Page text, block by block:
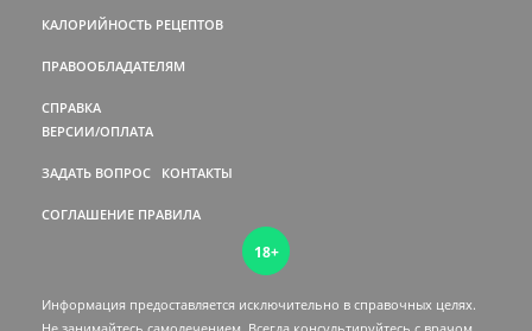
КАЛОРИЙНОСТЬ РЕЦЕПТОВ
ПРАВООБЛАДАТЕЛЯМ
СПРАВКА
ВЕРСИИ/ОПЛАТА
ЗАДАТЬ ВОПРОС КОНТАКТЫ
СОГЛАШЕНИЕ ПРАВИЛА
18+
Информация предоставляется исключительно в справочных целях.